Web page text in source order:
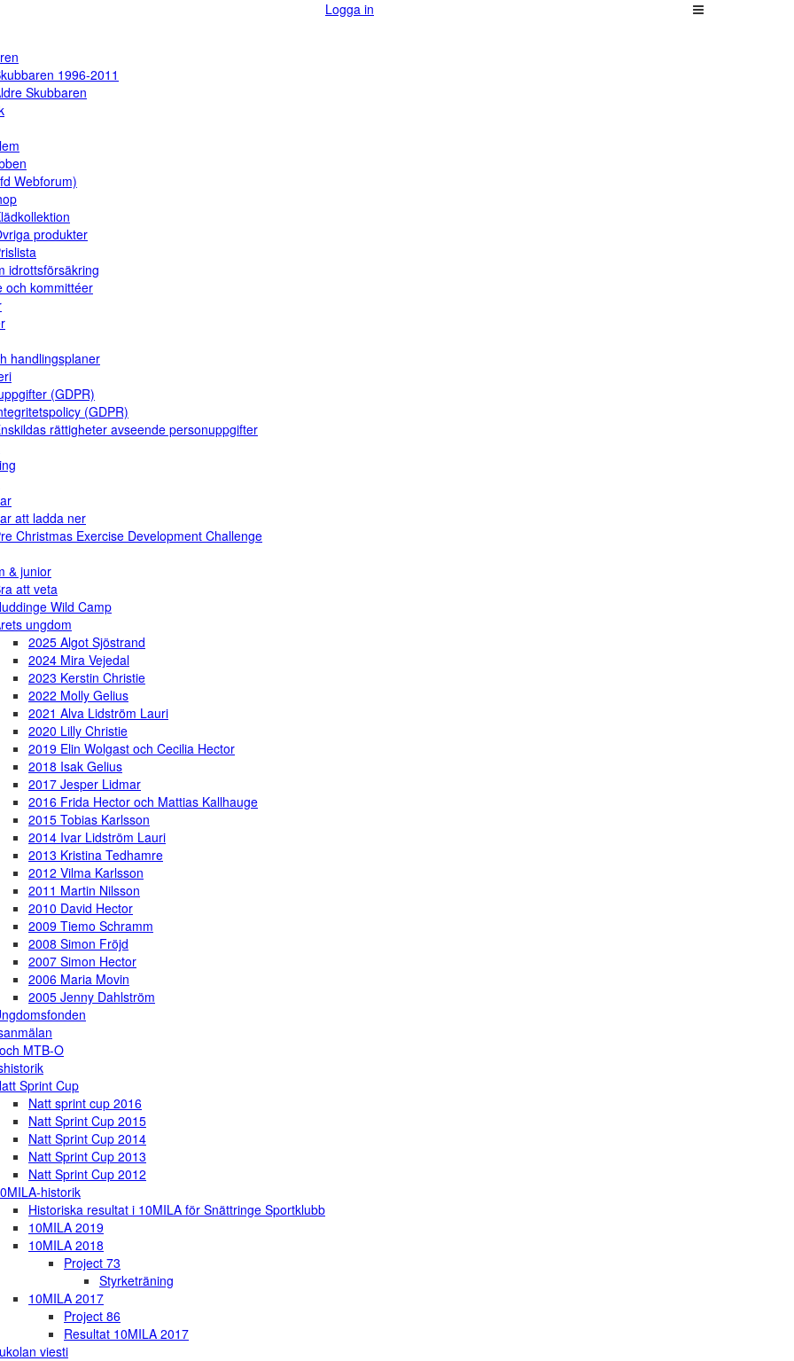
Logga in
1996-2011
Skubbaren
Webforum)
produkter
idrottsförsäkring
och kommittéer
handlingsplaner
(GDPR)
(GDPR)
rättigheter avseende personuppgifter
att ladda ner
Christmas Exercise Development Challenge
& junior
att veta
Wild Camp
ungdom
2025 Algot Sjöstrand
2024 Mira Vejedal
2023 Kerstin Christie
2022 Molly Gelius
2021 Alva Lidström Lauri
2020 Lilly Christie
2019 Elin Wolgast och Cecilia Hector
2018 Isak Gelius
2017 Jesper Lidmar
2016 Frida Hector och Mattias Kallhauge
2015 Tobias Karlsson
2014 Ivar Lidström Lauri
2013 Kristina Tedhamre
2012 Vilma Karlsson
2011 Martin Nilsson
2010 David Hector
2009 Tiemo Schramm
2008 Simon Fröjd
2007 Simon Hector
2006 Maria Movin
2005 Jenny Dahlström
MTB-O
Sprint Cup
Natt sprint cup 2016
Natt Sprint Cup 2015
Natt Sprint Cup 2014
Natt Sprint Cup 2013
Natt Sprint Cup 2012
historik
Historiska resultat i 10MILA för Snättringe Sportklubb
10MILA 2019
10MILA 2018
Project 73
Styrketräning
10MILA 2017
Project 86
Resultat 10MILA 2017
viesti